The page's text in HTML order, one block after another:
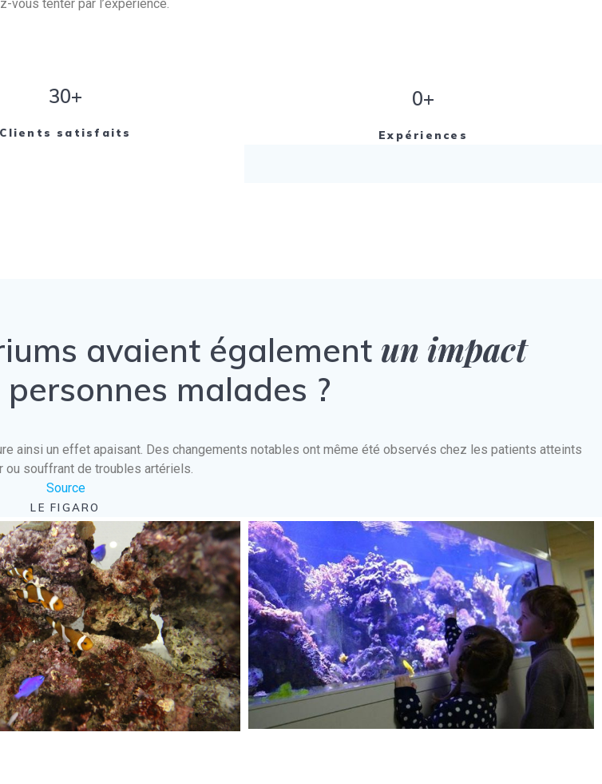
vous tenter par l’expérience.
30+
Clients satisfaits
0+
Expériences
avaient également un impact
malades ?
ainsi un effet apaisant. Des changements notables ont même été observés chez les patients atteints
ou souffrant de troubles artériels.
Source
LE FIGARO